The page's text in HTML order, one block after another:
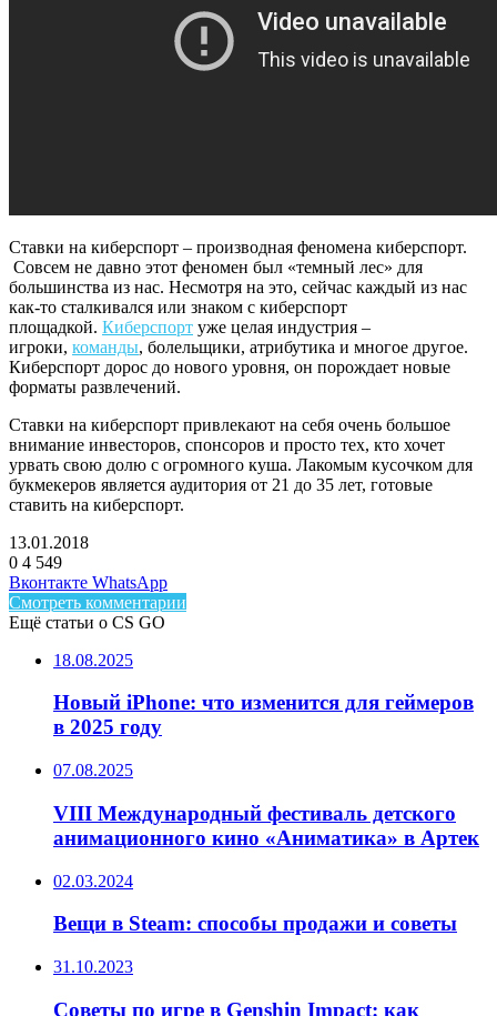
Ставки на киберспорт – производная феномена киберспорт.
Совсем не давно этот феномен был «темный лес» для
большинства из нас. Несмотря на это, сейчас каждый из нас
как-то сталкивался или знаком с киберспорт
площадкой. Киберспорт уже целая индустрия –
игроки, команды, болельщики, атрибутика и многое другое.
Киберспорт дорос до нового уровня, он порождает новые
форматы развлечений.
Ставки на киберспорт привлекают на себя очень большое
внимание инвесторов, спонсоров и просто тех, кто хочет
урвать свою долю с огромного куша. Лакомым кусочком для
букмекеров является аудитория от 21 до 35 лет, готовые
ставить на киберспорт.
13.01.2018
0 4 549
Facebook
Twitter
LinkedIn
Вконтакте WhatsAppTelegram
Смотреть комментарии
Ещё статьи о CS GO
18.08.2025
Новый iPhone: что изменится для геймеров
в 2025 году
07.08.2025
VIII Международный фестиваль детского
анимационного кино «Аниматика» в Артек
02.03.2024
Вещи в Steam: способы продажи и советы
31.10.2023
Советы по игре в Genshin Impact: как